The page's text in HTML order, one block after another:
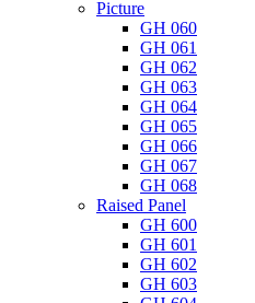
Picture
GH 060
GH 061
GH 062
GH 063
GH 064
GH 065
GH 066
GH 067
GH 068
Raised Panel
GH 600
GH 601
GH 602
GH 603